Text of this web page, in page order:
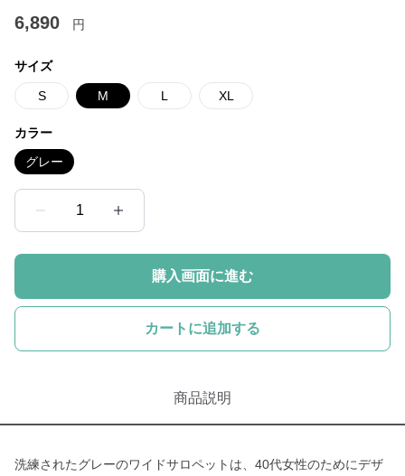
6,890 円
サイズ
S M L XL
カラー
グレー
1
購入画面に進む
カートに追加する
商品説明
洗練されたグレーのワイドサロペットは、40代女性のためにデザ